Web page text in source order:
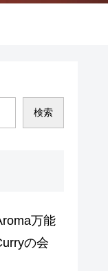
検索
万能
の会